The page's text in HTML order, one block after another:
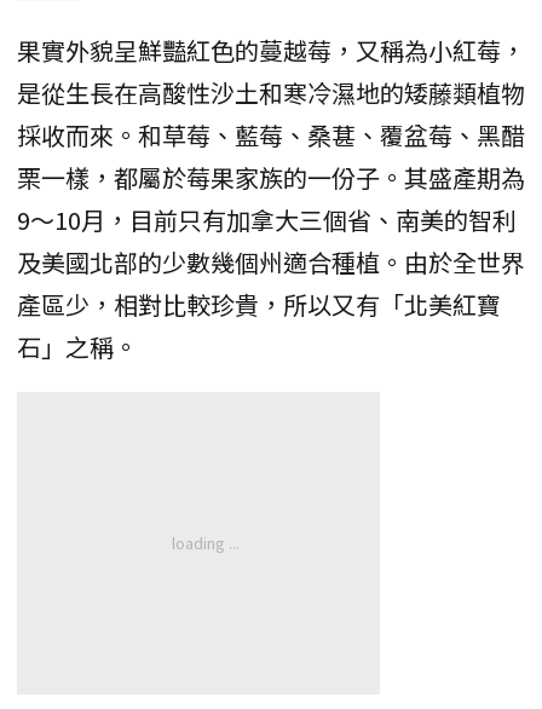
果實外貌呈鮮豔紅色的蔓越莓，又稱為小紅莓，
是從生長在高酸性沙土和寒冷濕地的矮藤類植物
採收而來。和草莓、藍莓、桑葚、覆盆莓、黑醋
栗一樣，都屬於莓果家族的一份子。其盛產期為
9～10月，目前只有加拿大三個省、南美的智利
及美國北部的少數幾個州適合種植。由於全世界
產區少，相對比較珍貴，所以又有「北美紅寶
石」之稱。